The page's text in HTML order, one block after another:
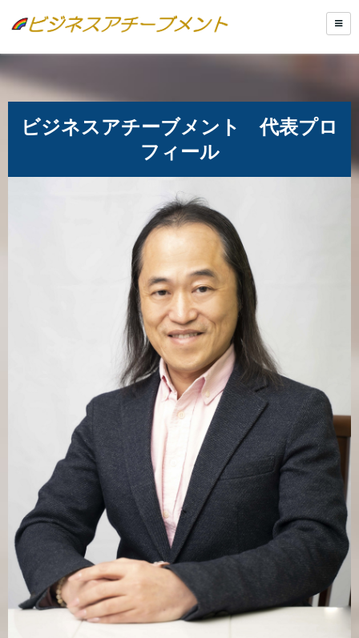
ビジネスアチーブメント 代表プロ
フィール